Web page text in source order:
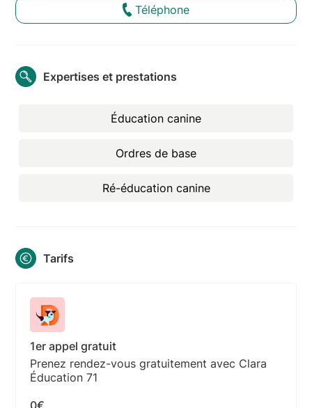
Téléphone
Expertises et prestations
Éducation canine
Ordres de base
Ré-éducation canine
Tarifs
1er appel gratuit
Prenez rendez-vous gratuitement avec Clara
Éducation 71
0€